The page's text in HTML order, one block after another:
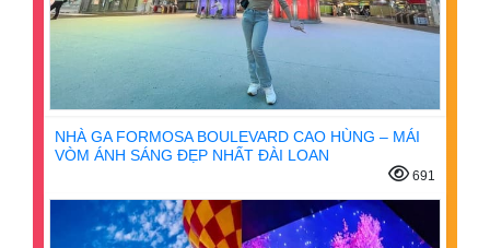
NHÀ GA FORMOSA BOULEVARD CAO HÙNG – MÁI
VÒM ÁNH SÁNG ĐẸP NHẤT ĐÀI LOAN
691